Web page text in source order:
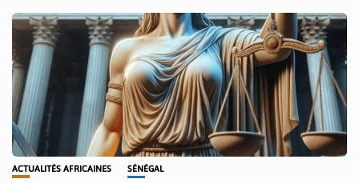
ACTUALITÉS AFRICAINES SÉNÉGAL